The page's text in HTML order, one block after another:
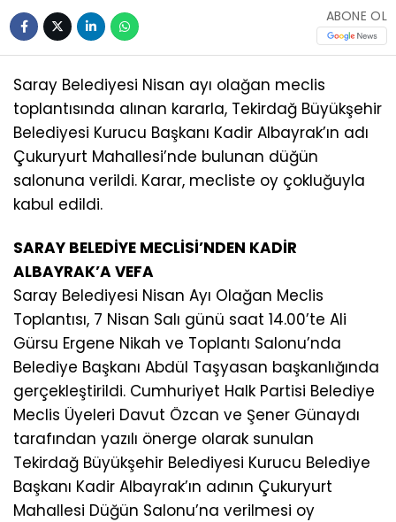
ABONE OL
Saray Belediyesi Nisan ayı olağan meclis
toplantısında alınan kararla, Tekirdağ Büyükşehir
Belediyesi Kurucu Başkanı Kadir Albayrak’ın adı
Çukuryurt Mahallesi’nde bulunan düğün
salonuna verildi. Karar, mecliste oy çokluğuyla
kabul edildi.
SARAY BELEDİYE MECLİSİ’NDEN KADİR
ALBAYRAK’A VEFA
Saray Belediyesi Nisan Ayı Olağan Meclis
Toplantısı, 7 Nisan Salı günü saat 14.00’te Ali
Gürsu Ergene Nikah ve Toplantı Salonu’nda
Belediye Başkanı Abdül Taşyasan başkanlığında
gerçekleştirildi. Cumhuriyet Halk Partisi Belediye
Meclis Üyeleri Davut Özcan ve Şener Günaydı
tarafından yazılı önerge olarak sunulan
Tekirdağ Büyükşehir Belediyesi Kurucu Belediye
Başkanı Kadir Albayrak’ın adının Çukuryurt
Mahallesi Düğün Salonu’na verilmesi oy